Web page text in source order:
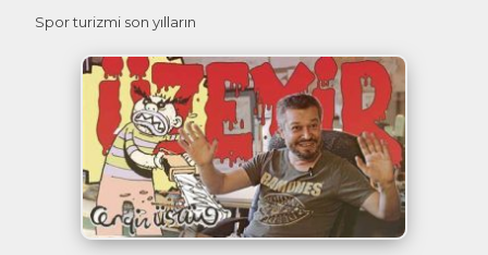
Spor turizmi son yılların